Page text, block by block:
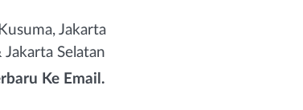
Jakarta
Selatan
Ke Email.